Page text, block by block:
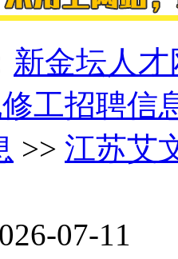
新金坛人才
工招聘信
>> 江苏艾
07-11